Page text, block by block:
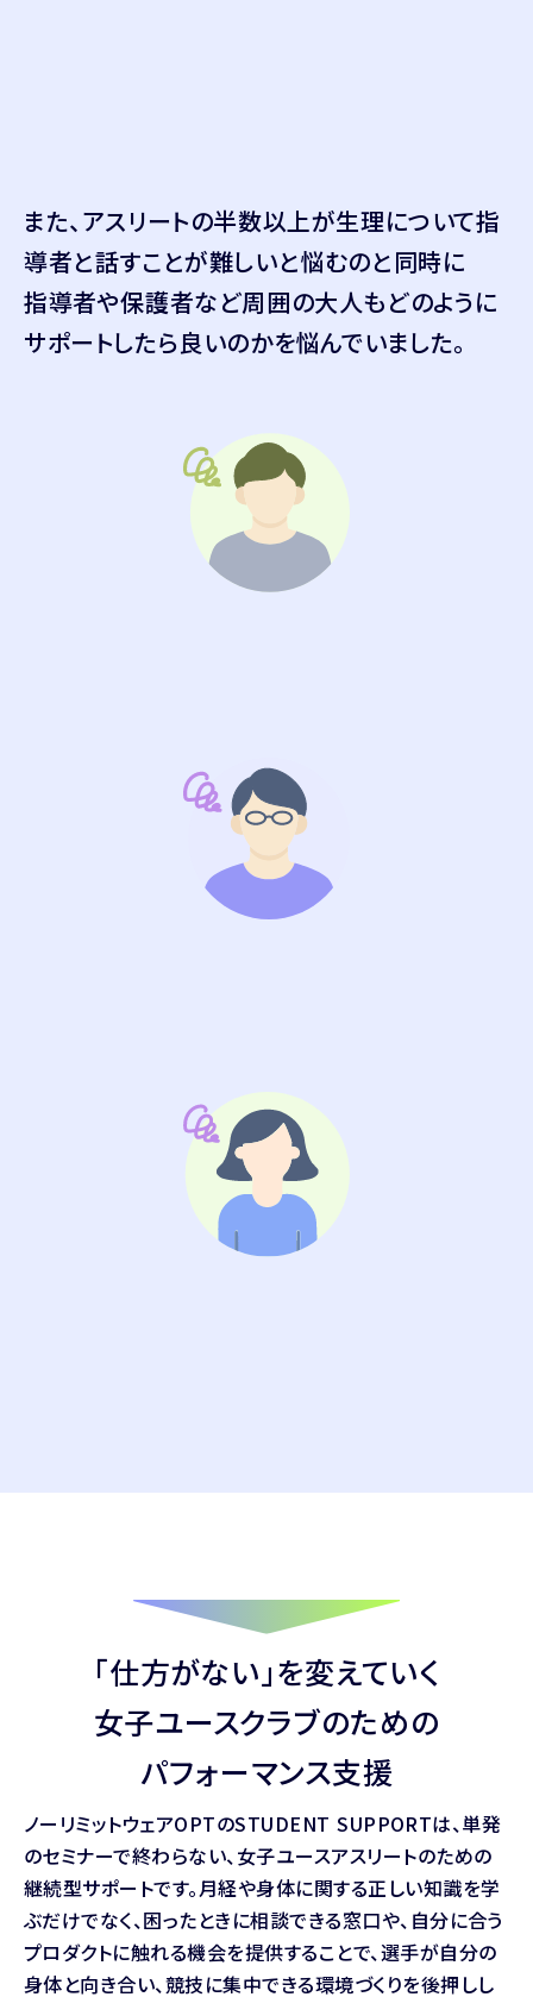
また、アスリートの半数以上が生理について指
導者と話すことが難しいと悩むのと同時に
指導者や保護者など周囲の大人もどのように
サポートしたら良いのかを悩んでいました。
「仕方がない」を変えていく
女子ユースクラブのための
パフォーマンス支援
ノーリミットウェアOPTのSTUDENT SUPPORTは、単発
のセミナーで終わらない、女子ユースアスリートのための
継続型サポートです。月経や身体に関する正しい知識を学
ぶだけでなく、困ったときに相談できる窓口や、自分に合う
プロダクトに触れる機会を提供することで、選手が自分の
身体と向き合い、競技に集中できる環境づくりを後押しし